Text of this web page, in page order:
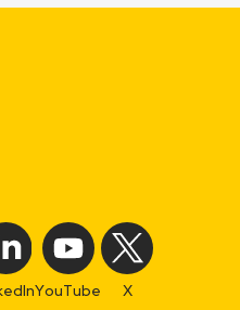
YouTube X